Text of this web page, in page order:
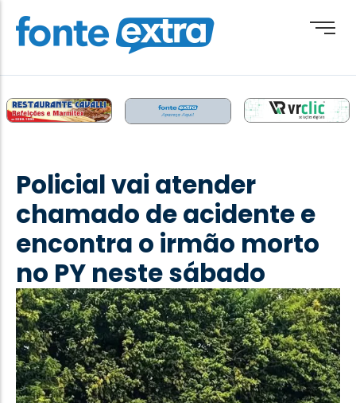
Destaque
Esporte
Geral
Obituário
Paraguai
Paraná
Política
Santa Helena e Região
Policial vai atender
chamado de acidente e
encontra o irmão morto
no PY neste sábado